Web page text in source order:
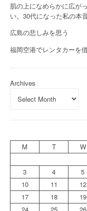
肌の上になめらかに広が
い。30代になった私の本
広島の悲しみを思う
福岡空港でレンタカーを
Archives
M
T W
3
4 5
10
11 12
17
18 19